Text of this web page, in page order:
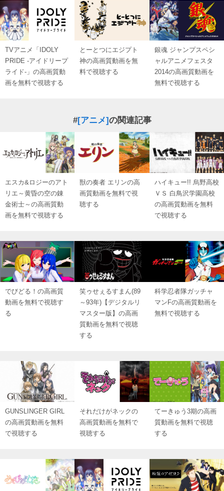
TVアニメ「IDOLY
PRIDE -アイドリープ
ライド-」の高画質動
画を無料で視聴する
とーとつにエジプト
神の高画質動画を無
料で視聴する
銀魂 ジャンプスペシ
ャルアニメフェスタ
2014の高画質動画を
無料で視聴する
#[アニメ]の関連記事
エスカ&ロジーのアト
リエ～黄昏の空の錬
金術士～の高画質動
画を無料で視聴する
獣の奏者 エリンの高
画質動画を無料で視
聴する
ハイキュー!! 烏野高校
ＶＳ 白鳥沢学園高校
の高画質動画を無料
で視聴する
でびどる！の高画質
動画を無料で視聴す
る
笑ゥせぇるすまん(89
～93年)【デジタルリ
マスター版】の高画
質動画を無料で視聴
する
科学忍者隊ガッチャ
マンFの高画質動画を
無料で視聴する
GUNSLINGER GIRL
の高画質動画を無料
で視聴する
それだけがネックの
高画質動画を無料で
視聴する
てーきゅう3期の高画
質動画を無料で視聴
する